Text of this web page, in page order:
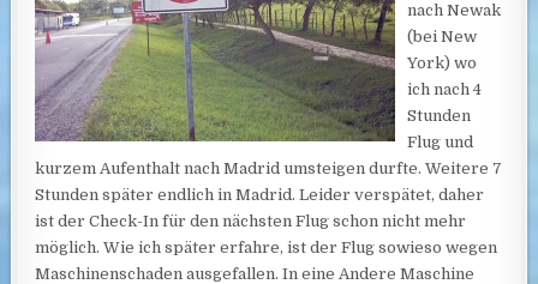
nach Newak
(bei New
York) wo
ich nach 4
Stunden
Flug und
kurzem Aufenthalt nach Madrid umsteigen durfte. Weitere 7
Stunden später endlich in Madrid. Leider verspätet, daher
ist der Check-In für den nächsten Flug schon nicht mehr
möglich. Wie ich später erfahre, ist der Flug sowieso wegen
Maschinenschaden ausgefallen. In eine Andere Maschine